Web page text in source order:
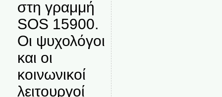
στη γραμμή
SOS 15900.
Οι ψυχολόγοι
και οι
κοινωνικοί
λειτουργοί